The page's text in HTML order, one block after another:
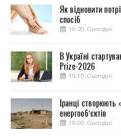
Як відновити
спосіб
19:20, Сьогодні
В Україні
Prize-2026
19:15, Сьогодні
Іранці
енергооб’єктів
19:00, Сьогодні